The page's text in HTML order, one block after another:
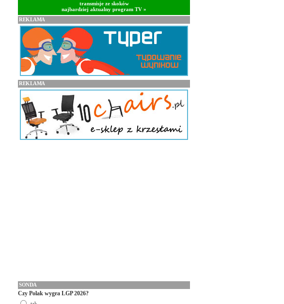
transmisje ze skoków
najbardziej aktualny program TV »
REKLAMA
REKLAMA
SONDA
Czy Polak wygra LGP 2026?